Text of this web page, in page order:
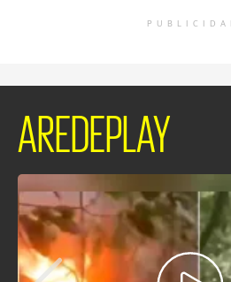
AREDEPLAY